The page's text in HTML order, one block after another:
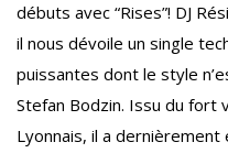
débuts avec “Rises”! DJ
il nous dévoile un single
puissantes dont le style
Stefan Bodzin. Issu du fort
Lyonnais, il a dernièrement